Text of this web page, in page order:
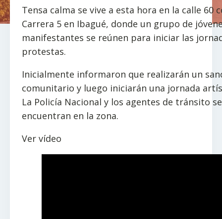
Tensa calma se vive a esta hora en la calle 60
Carrera 5 en Ibagué, donde un grupo de
manifestantes se reúnen para iniciar las
protestas.
Inicialmente informaron que realizarán un
comunitario y luego iniciarán una jornada
La Policía Nacional y los agentes de tránsito se
encuentran en la zona.
Ver vídeo